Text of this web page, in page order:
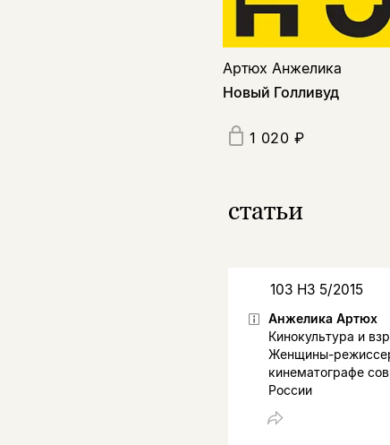
Артюх Анжелика
Новый Голливуд
1 020 ₽
статьи
103 НЗ 5/2015
Анжелика Артюх
Кинокультура и
Женщины-
кинематографе
России